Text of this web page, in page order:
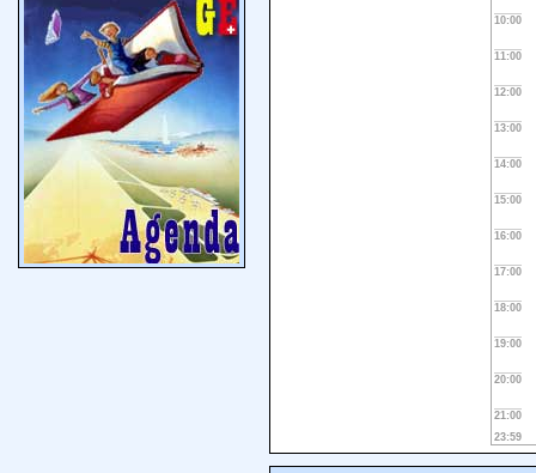
10:00
11:00
12:00
13:00
14:00
15:00
16:00
17:00
18:00
19:00
20:00
21:00
23:59